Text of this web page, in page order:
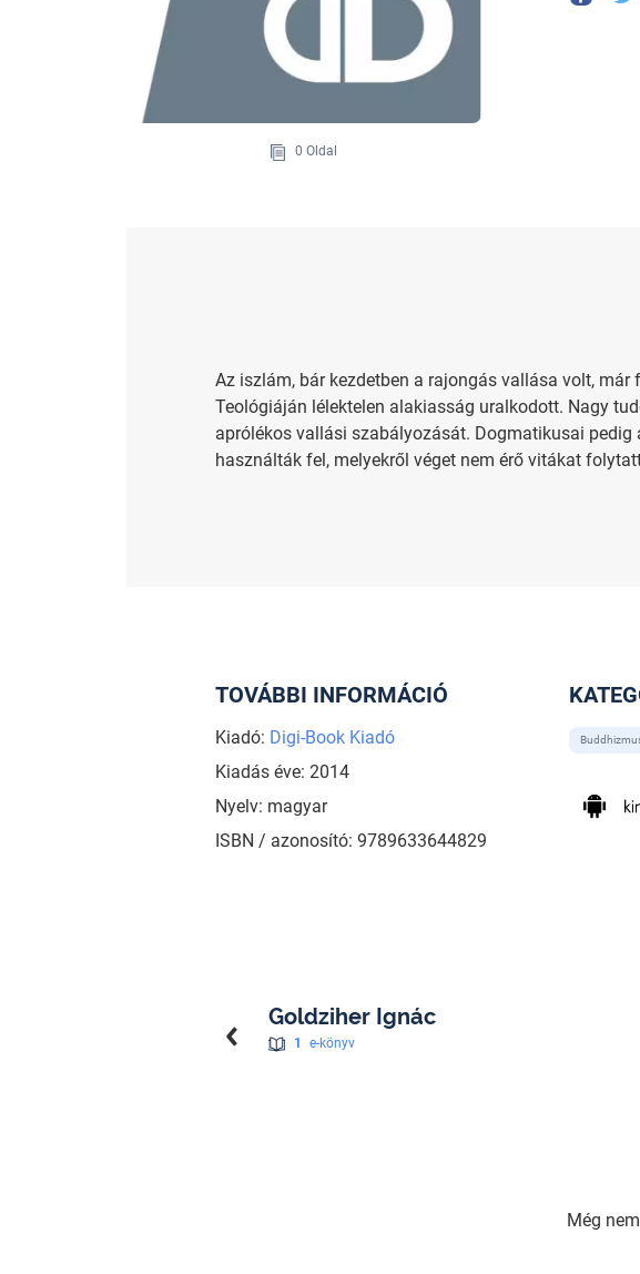
0 Oldal
Az iszlám, bár kezdetben a rajongás vallása volt,
Teológiáján lélektelen alakiasság uralkodott. Nagy
aprólékos vallási szabályozását. Dogmatikusai
használták fel, melyekről véget nem érő vitákat
TOVÁBBI INFORMÁCIÓ
Kiadó: Digi-Book Kiadó
Kiadás éve: 2014
Nyelv: magyar
ISBN / azonosító: 9789633644829
Goldziher Ignác
1 e-könyv
Még